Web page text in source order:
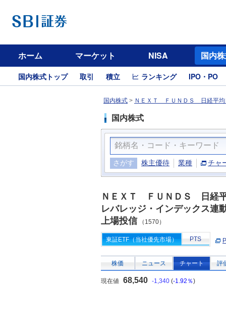
ホーム マーケット NISA 国内
国内株式トップ 取引 積立 ランキング IPO・PO
国内株式 > ＮＥＸＴ ＦＵＮＤＳ 日経平均
国内株式
さがす 株主優待 業種 チャ
ＮＥＸＴ ＦＵＮＤＳ 日経
レバレッジ・インデックス連
上場投信 （1570）
東証ETF（当社優先市場） PTS
株価 ニュース チャート 評
現在値 68,540 -1,340 (-1.92％)